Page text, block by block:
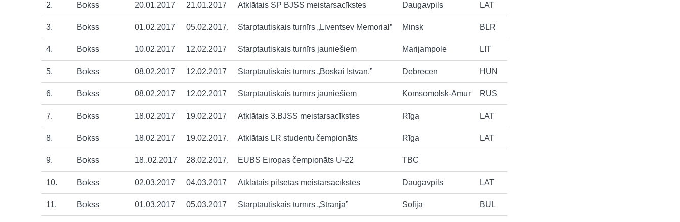
2. Bokss 20.01.2017 21.01.2017 Atklātais SP BJSS meistarsacīkstes Daugavpils LAT
3. Bokss 01.02.2017 05.02.2017. Starptautiskais turnīrs „Liventsev Memorial” Minsk BLR
4. Bokss 10.02.2017 12.02.2017 Starptautiskais turnīrs jauniešiem Marijampole LIT
5. Bokss 08.02.2017 12.02.2017 Starptautiskais turnīrs „Boskai Istvan.” Debrecen HUN
6. Bokss 08.02.2017 12.02.2017 Starptautiskais turnīrs jauniešiem Komsomolsk-Amur RUS
7. Bokss 18.02.2017 19.02.2017 Atklātais 3.BJSS meistarsacīkstes Rīga LAT
8. Bokss 18.02.2017 19.02.2017. Atklātais LR studentu čempionāts Rīga LAT
9. Bokss 18..02.2017 28.02.2017. EUBS Eiropas čempionāts U-22 TBC
10. Bokss 02.03.2017 04.03.2017 Atklātais pilsētas meistarsacīkstes Daugavpils LAT
11. Bokss 01.03.2017 05.03.2017 Starptautiskais turnīrs „Stranja” Sofija BUL